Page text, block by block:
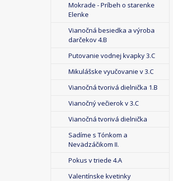
Mokrade - Príbeh o starenke
Elenke
Vianočná besiedka a výroba
darčekov 4.B
Putovanie vodnej kvapky 3.C
Mikulášske vyučovanie v 3.C
Vianočná tvorivá dielnička 1.B
Vianočný večierok v 3.C
Vianočná tvorivá dielnička
Sadíme s Tónkom a
Nevädzáčikom II.
Pokus v triede 4.A
Valentínske kvetinky